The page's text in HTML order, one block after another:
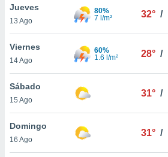
de
cookies
aceptar
Jueves
13 Ago
80%
7 l/m²
32° /
Viernes
14 Ago
60%
1.6 l/m²
28° /
Sábado
15 Ago
31° /
Domingo
16 Ago
31° /